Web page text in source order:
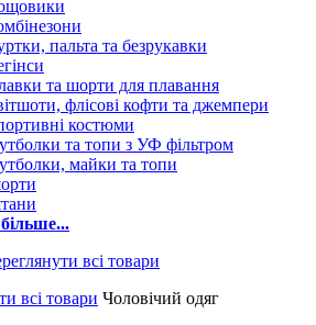
пальта та безрукавки
та шорти для плавання
флісові кофти та джемпери
костюми
та топи з УФ фільтром
майки та топи
всі товари Чоловічий одяг